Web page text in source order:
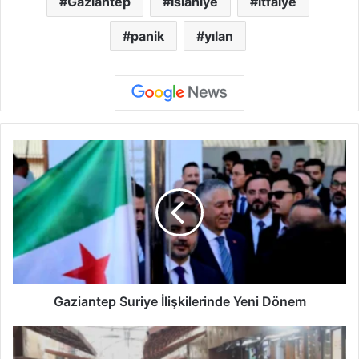
panik yılan
a
i
n
t
e
p
Gaziantep Suriye İlişkilerinde Yeni Dönem
H